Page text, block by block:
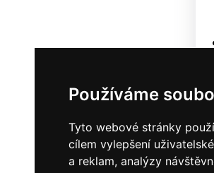
Používáme
Tyto webové stránky
cílem vylepšení
a reklam, analýzy